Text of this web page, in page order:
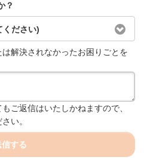
？
ください)
解決されなかったお困りごとを
ご返信はいたしかねますので、
い。
信する